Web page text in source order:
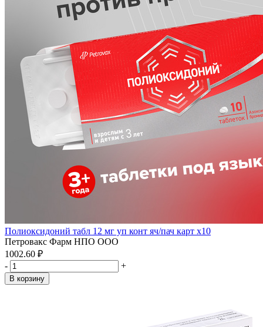
Полиоксидоний табл 12 мг уп конт яч/пач карт x10
Петровакс Фарм НПО ООО
1002.60 ₽
-
+
В корзину